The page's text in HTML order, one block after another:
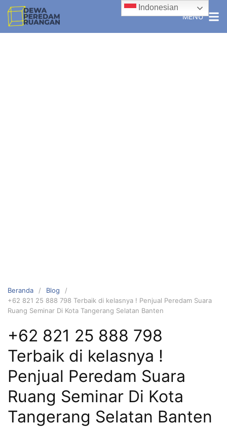
MENU
Beranda
Blog
+62 821 25 888 798 Terbaik di kelasnya ! Penjual Peredam Suara
Ruang Seminar Di Kota Tangerang Selatan Banten
+62 821 25 888 798
Terbaik di kelasnya !
Penjual Peredam Suara
Ruang Seminar Di Kota
Tangerang Selatan Banten
Indonesian